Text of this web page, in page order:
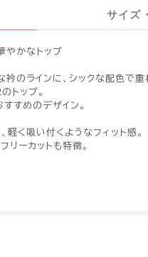
サイズ
やかなトップ
衿のラインに、シックな配色で
トップ。
すめのデザイン。
く吸い付くようなフィット感。
リーカットも特徴。